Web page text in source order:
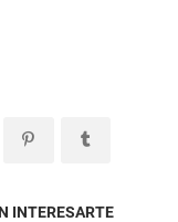
INTERESARTE